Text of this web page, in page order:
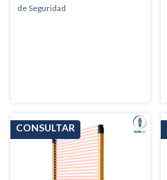
de Seguridad